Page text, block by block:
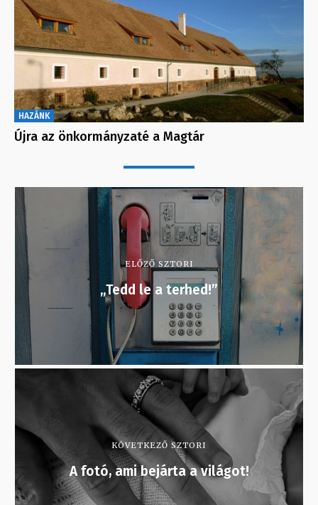
HAZÁNK
Újra az önkormányzaté a Magtár
ELŐZŐ SZTORI
„Tedd le a terhed!”
KÖVETKEZŐ SZTORI
A fotó, ami bejárta a világot!